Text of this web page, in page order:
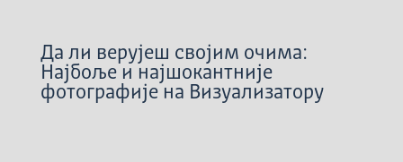
Да ли верујеш својим очима:
Најбоље и најшокантније
фотографије на Визуализатору